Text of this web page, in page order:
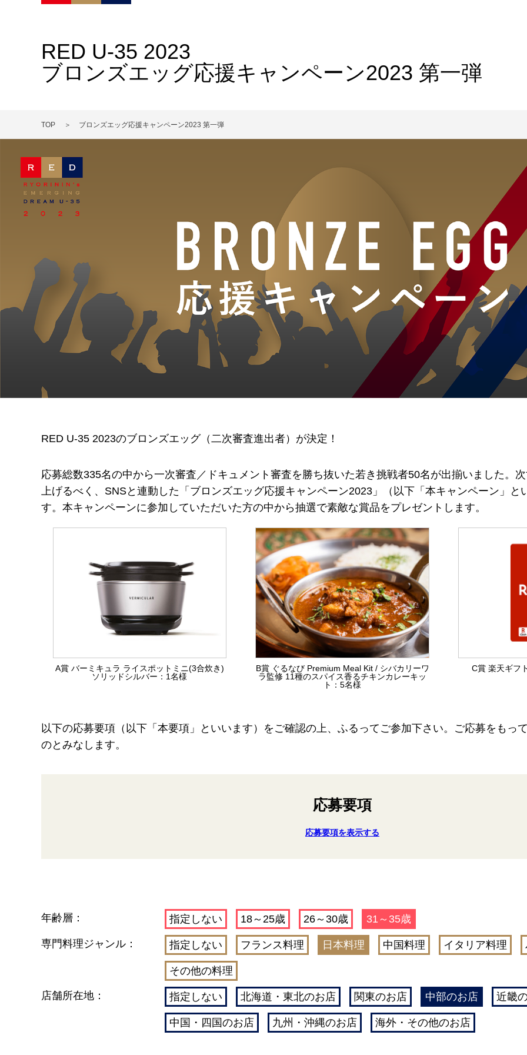
RED U-35 2023
ブロンズエッグ応援キャンペーン2023 第一弾
TOP ブロンズエッグ応援キャンペーン2023 第一弾
RED U-35 2023のブロンズエッグ（二次審査進出者）が決定！
応募総数335名の中から一次審査／ドキュメント審査を勝ち抜いた若き挑戦者50名が出揃いました。
上げるべく、SNSと連動した「ブロンズエッグ応援キャンペーン2023」（以下「本キャンペーン」と
す。本キャンペーンに参加していただいた方の中から抽選で素敵な賞品をプレゼントします。
A賞 バーミキュラ ライスポットミニ(3合炊き)
ソリッドシルバー：1名様
B賞 ぐるなび Premium Meal Kit / シバカリーワ
ラ監修 11種のスパイス香るチキンカレーキッ
ト：5名様
C賞 楽天ギフ
以下の応募要項（以下「本要項」といいます）をご確認の上、ふるってご参加下さい。ご応募をもっ
のとみなします。
応募要項
応募要項を表示する
年齢層： 指定しない 18～25歳 26～30歳 31～35歳
専門料理ジャンル： 指定しない フランス料理 日本料理 中国料理 イタリア料理
その他の料理
店舗所在地： 指定しない 北海道・東北のお店 関東のお店 中部のお店 近畿
中国・四国のお店 九州・沖縄のお店 海外・その他のお店